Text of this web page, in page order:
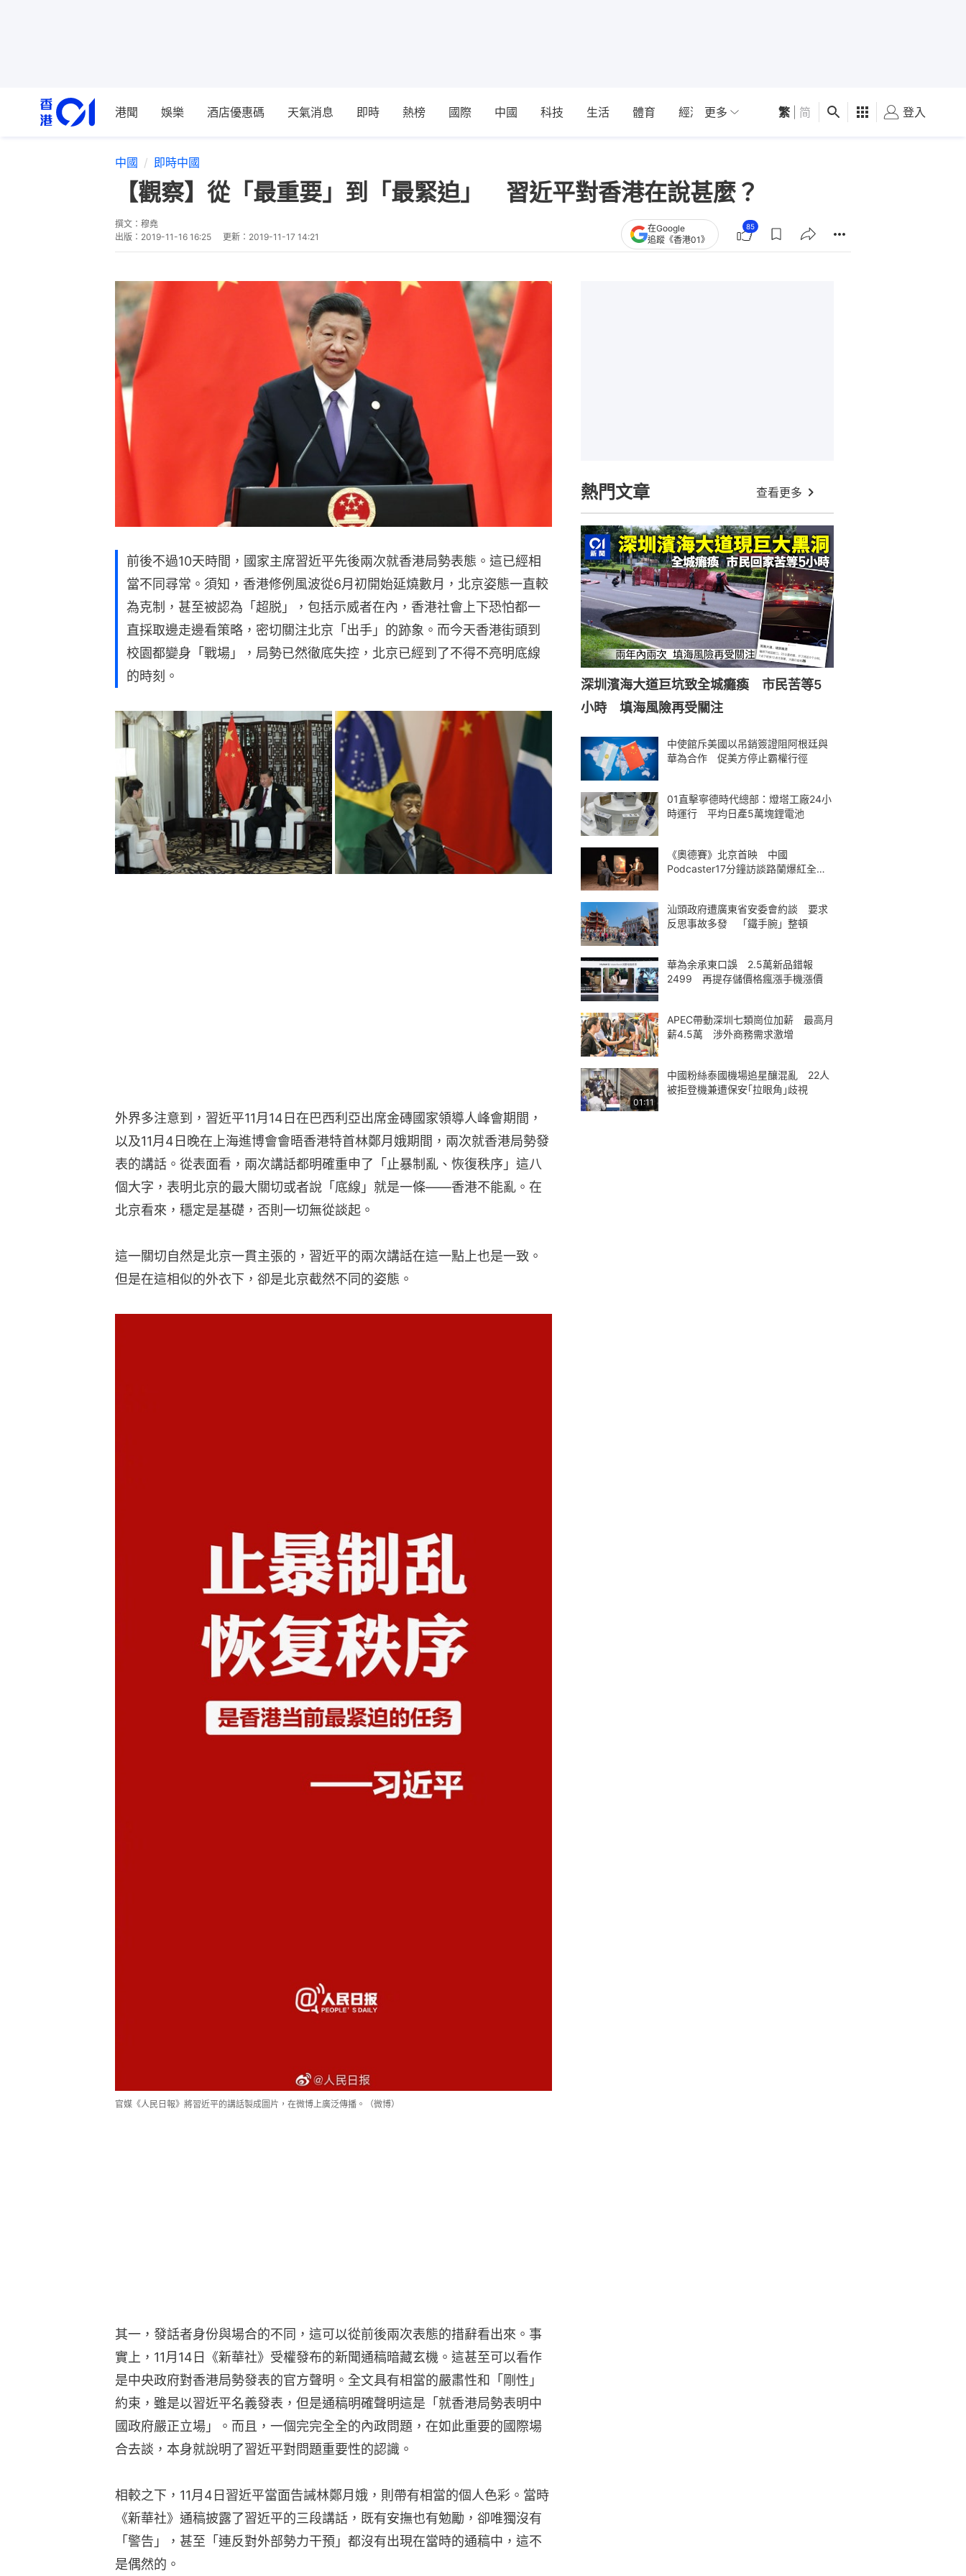
港聞 娛樂 酒店優惠碼 天氣消息 即時 熱榜 國際 中國 科技 生活 體育 經濟 01深圳 觀點 健康 好食玩飛
更多 繁 简 登入
中國 即時中國
【觀察】從「最重要」到「最緊迫」 習近平對香港在說甚麼？
撰文： 穆堯
出版： 2019-11-16 16:25 更新： 2019-11-17 14:21
在Google
追蹤《香港01》
85
前後不過10天時間，國家主席習近平先後兩次就香港局勢表態。這已經相
當不同尋常。須知，香港修例風波從6月初開始延燒數月，北京姿態一直較
為克制，甚至被認為「超脱」，包括示威者在內，香港社會上下恐怕都一
直採取邊走邊看策略，密切關注北京「出手」的跡象。而今天香港街頭到
校園都變身「戰場」，局勢已然徹底失控，北京已經到了不得不亮明底線
的時刻。
外界多注意到，習近平11月14日在巴西利亞出席金磚國家領導人峰會期間，
以及11月4日晚在上海進博會會晤香港特首林鄭月娥期間，兩次就香港局勢發
表的講話。從表面看，兩次講話都明確重申了「止暴制亂、恢復秩序」這八
個大字，表明北京的最大關切或者說「底線」就是一條——香港不能亂。在
北京看來，穩定是基礎，否則一切無從談起。
這一關切自然是北京一貫主張的，習近平的兩次講話在這一點上也是一致。
但是在這相似的外衣下，卻是北京截然不同的姿態。
官媒《人民日報》將習近平的講話製成圖片，在微博上廣泛傳播。（微博）
其一，發話者身份與場合的不同，這可以從前後兩次表態的措辭看出來。事
實上，11月14日《新華社》受權發布的新聞通稿暗藏玄機。這甚至可以看作
是中央政府對香港局勢發表的官方聲明。全文具有相當的嚴肅性和「剛性」
約束，雖是以習近平名義發表，但是通稿明確聲明這是「就香港局勢表明中
國政府嚴正立場」。而且，一個完完全全的內政問題，在如此重要的國際場
合去談，本身就說明了習近平對問題重要性的認識。
相較之下，11月4日習近平當面告誡林鄭月娥，則帶有相當的個人色彩。當時
《新華社》通稿披露了習近平的三段講話，既有安撫也有勉勵，卻唯獨沒有
「警告」，甚至「連反對外部勢力干預」都沒有出現在當時的通稿中，這不
是偶然的。
熱門文章 查看更多
深圳濱海大道巨坑致全城癱瘓 市民苦等5
小時 填海風險再受關注
中使館斥美國以吊銷簽證阻阿根廷與
華為合作 促美方停止霸權行徑
01直擊寧德時代總部：燈塔工廠24小
時運行 平均日產5萬塊鋰電池
《奧德賽》北京首映 中國
Podcaster17分鐘訪談路蘭爆紅全球
汕頭政府遭廣東省安委會約談 要求
反思事故多發 「鐵手腕」整頓
華為余承東口誤 2.5萬新品錯報
2499 再提存儲價格瘋漲手機漲價
APEC帶動深圳七類崗位加薪 最高月
薪4.5萬 涉外商務需求激增
01:11
中國粉絲泰國機場追星釀混亂 22人
被拒登機兼遭保安｢拉眼角｣歧視